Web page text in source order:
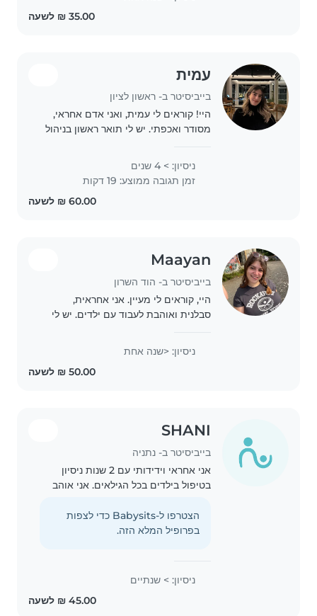
עמית
בייביסיטר ב- ראשון לציון
היי! קוראים לי עמית, ואני אדם אחראי,
מסודר ואכפתי. יש לי תואר ראשון בניהול
באמת..
ניסיון: > 4 שנים
זמן תגובה ממוצע: 19 דקות
Maayan
בייביסיטר ב- הוד השרון
היי, קוראים לי מעיין. אני אחראית,
סבלנית ואוהבת לעבוד עם ילדים. יש לי
ולדאוג להם בסביבה בטוחה ונעימה. אני
ניסיון: <שנה אחת
SHANI
בייביסיטר ב- נתניה
אני אחראי וידידותי עם 2 שנות ניסיון
בטיפול בילדים בכל הגילאים. אני אוהב
שלכם אני יכול לעזור גם עם חיות מחמד,
בישול, מטלות ושיעורי בית.
הצטרפו ל-Babysits כדי לצפות
בפרופיל המלא הזה.
ניסיון: > שנתיים